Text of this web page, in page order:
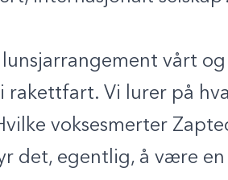
lunsjarrangement vårt
rakettfart. Vi lurer på
voksesmerter
det, egentlig, å være en